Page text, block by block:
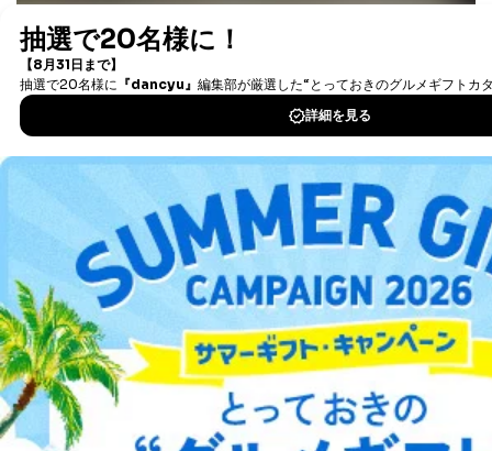
説明させていただきます。
①利用目的を本人に通知し、又は公表することによって
本人又は第三者の生命、身体、財産その他の権利利益を
②利用目的を本人に通知し、又は公表することによって
当該事業者の権利又は正当な利益を害するおそれがある
③国の機関又は地方公共団体が法令の定める事務を遂行
することに対して協力する必要がある場合であって、利
用目的を本人に通知し、又は公表することによって当該
事務の遂行に支障を及ぼすおそれがあるとき
④開示対象個人情報の利用目的が明らかな場合
開示対象個人情報については、保有個人データの本人ま
たはその代理人からの利用目的の通知、開示、変更等
（内容の訂正、追加または削除）、利用停止等（「利用
の停止または消去」「第三者への提供の停止」）の求め
に対応させていただいております。 当社顧客の皆様の
個人情報は「マイページ」にログインしていただくこと
書籍）が無料で読み放題！
DOWNLOAD FOR IOS
DOWNLOAD FOR ANDROID
ご利用方法はこちら
総合案内
アフィリエイト 採用情報
プレスリリース お問い合わせ